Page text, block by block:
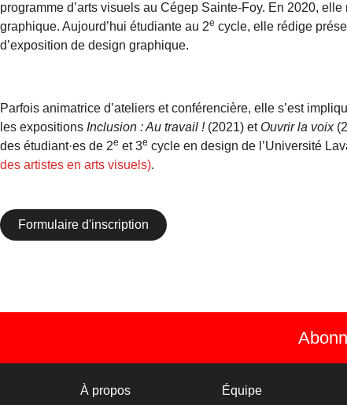
programme d’arts visuels au Cégep Sainte-Foy. En 2020,
graphique. Aujourd’hui étudiante au 2e cycle, elle rédige
d’exposition de design graphique.
Parfois animatrice d’ateliers et conférencière, elle s’est
les expositions Inclusion : Au travail !(2021) et Ouvrir la voix
des étudiant·es de 2e et 3e cycle en design de l’Université
des artistes en arts visuels).
Formulaire d'inscription
À propos
Équipe